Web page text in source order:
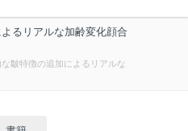
るリアルな加齢変化顔合
な皺特徴の追加によるリアルな